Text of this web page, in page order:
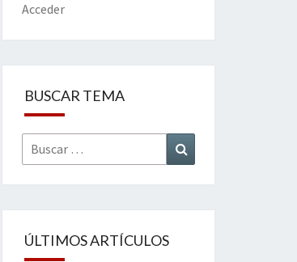
Acceder
BUSCAR TEMA
Buscar
por:
ÚLTIMOS ARTÍCULOS